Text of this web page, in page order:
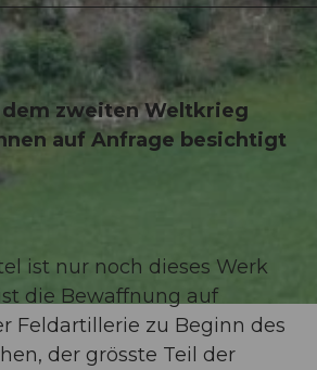
zweiten Weltkrieg
auf Anfrage besichtigt
ist nur noch dieses Werk
die Bewaffnung auf
Feldartillerie zu Beginn des
der grösste Teil der